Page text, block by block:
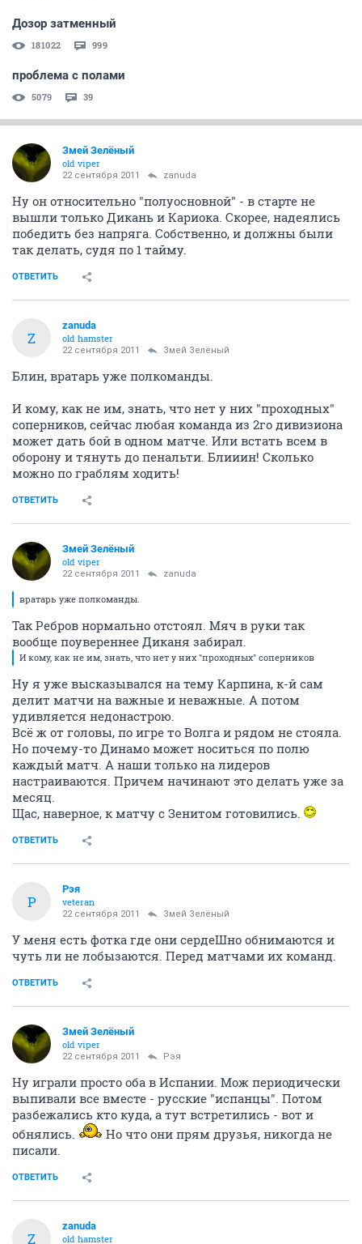
Дозор затменный
181022 999
проблема с полами
5079 39
Змей Зелёный
old viper
22 сентября 2011 zanuda
Ну он относительно "полуосновной" - в старте не
вышли только Дикань и Кариока. Скорее, надеялись
победить без напряга. Собственно, и должны были
так делать, судя по 1 тайму.
ОТВЕТИТЬ
Z
zanuda
old hamster
22 сентября 2011 Змей Зелёный
Блин, вратарь уже полкоманды.
И кому, как не им, знать, что нет у них "проходных"
соперников, сейчас любая команда из 2го дивизиона
может дать бой в одном матче. Или встать всем в
оборону и тянуть до пенальти. Блииин! Сколько
можно по граблям ходить!
ОТВЕТИТЬ
Змей Зелёный
old viper
22 сентября 2011 zanuda
вратарь уже полкоманды.
Так Ребров нормально отстоял. Мяч в руки так
вообще поувереннее Диканя забирал.
И кому, как не им, знать, что нет у них "проходных" соперников
Ну я уже высказывался на тему Карпина, к-й сам
делит матчи на важные и неважные. А потом
удивляется недонастрою.
Всё ж от головы, по игре то Волга и рядом не стояла.
Но почему-то Динамо может носиться по полю
каждый матч. А наши только на лидеров
настраиваются. Причем начинают это делать уже за
месяц.
Щас, наверное, к матчу с Зенитом готовились.
ОТВЕТИТЬ
Р
Рэя
veteran
22 сентября 2011 Змей Зелёный
У меня есть фотка где они сердеШно обнимаются и
чуть ли не лобызаются. Перед матчами их команд.
ОТВЕТИТЬ
Змей Зелёный
old viper
22 сентября 2011 Рэя
Ну играли просто оба в Испании. Мож периодически
выпивали все вместе - русские "испанцы". Потом
разбежались кто куда, а тут встретились - вот и
обнялись.
Но что они прям друзья, никогда не
писали.
ОТВЕТИТЬ
Z
zanuda
old hamster